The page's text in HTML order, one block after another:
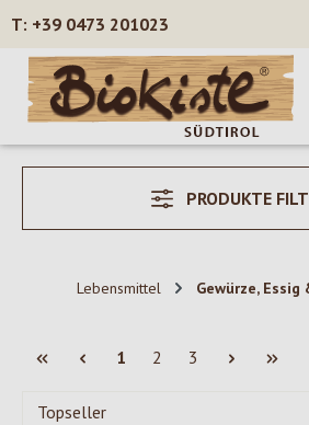
Zum Hauptinhalt springen
+39 0473 201023
PRODUKTE
Lebensmittel Gewürze, Essig
Seite
1 Seite
2 Seite
3